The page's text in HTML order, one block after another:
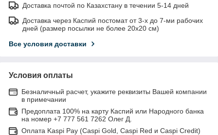
Доставка почтой по Казахстану в течении 5-14 дней
Доставка через Каспий постомат от 3-х до 7-ми рабочих
дней (размер посылки не более 20х20 см)
Все условия доставки
Условия оплаты
Безналичный расчет, укажите реквизиты Вашей компании
в примечании
Предоплата 100% на карту Каспий или Народного банка
на номер +7 777 561 7262 Олег Д.
Оплата Kaspi Pay (Caspi Gold, Caspi Red и Caspi Credit)